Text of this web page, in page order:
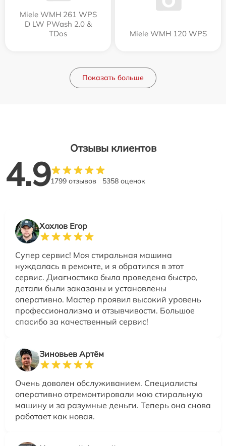
Miele WMH 261 WPS
D LW PWash 2.0 &
TDos
Miele WMH 120 WPS
Показать больше
Отзывы клиентов
4.91799 отзывов 5358 оценок
Хохлов Егор
Супер сервис! Моя стиральная машина
нуждалась в ремонте, и я обратился в этот
сервис. Диагностика была проведена быстро,
детали были заказаны и установлены
оперативно. Мастер проявил высокий уровень
профессионализма и отзывчивости. Большое
спасибо за качественный сервис!
Зиновьев Артём
Очень доволен обслуживанием. Специалисты
оперативно отремонтировали мою стиральную
машину и за разумные деньги. Теперь она снова
работает как новая.